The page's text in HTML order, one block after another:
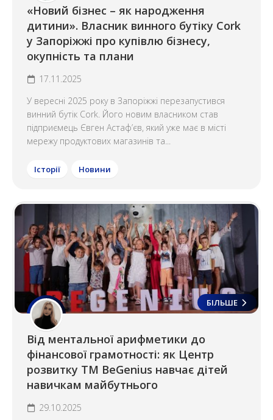
«Новий бізнес – як народження
дитини». Власник винного бутіку Cork
у Запоріжжі про купівлю бізнесу,
окупність та плани
17.11.2025
У вересні 2025 року в Запоріжжі перезапустився
винний бутік Cork. Його новим власником став
підприємець Євген Астаф’єв, який уже має в місті
мережу продуктових магазинів та...
Історії Новини
БІЛЬШЕ
Від ментальної арифметики до
фінансової грамотності: як Центр
розвитку ТМ BeGenius навчає дітей
навичкам майбутнього
29.10.2025